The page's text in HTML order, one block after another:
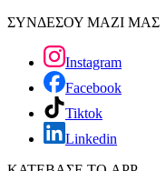
ΣΥΝΔΕΣΟΥ ΜΑΖΙ ΜΑΣ
Instagram
Facebook
Tiktok
Linkedin